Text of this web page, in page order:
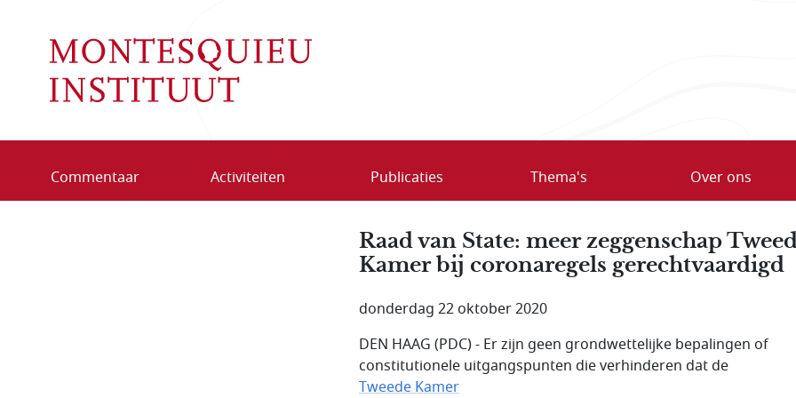
Commentaar Activiteiten Publicaties Thema's Over ons
Raad van State: meer zeggenschap
Kamer bij coronaregels gerechtvaardigd
donderdag 22 oktober 2020
DEN HAAG (PDC) - Er zijn geen grondwettelijke bepalingen of
constitutionele uitgangspunten die verhinderen dat de
Tweede Kamer